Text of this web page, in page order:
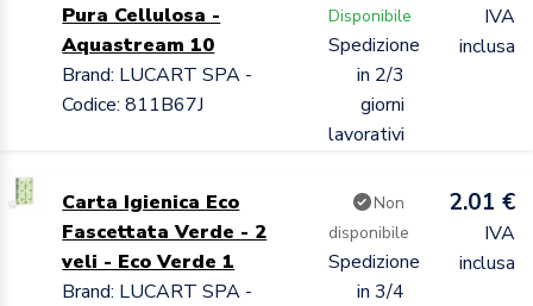
Pura Cellulosa -
Aquastream 10
Brand: LUCART SPA -
Codice: 811B67J
Disponibile
Spedizione
in 2/3
giorni
lavorativi
IVA
inclusa
Carta Igienica Eco
Fascettata Verde - 2
veli - Eco Verde 1
Brand: LUCART SPA -
Non
disponibile
Spedizione
in 3/4
2.01 €
IVA
inclusa